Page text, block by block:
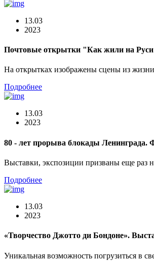
13.03
2023
Почтовые открытки "Как жили на
На открытках изображены сцены из
Подробнее
13.03
2023
80 - лет прорыва блокады Ленинграда.
Выставки, экспозиции призваны еще раз
Подробнее
13.03
2023
«Творчество Джотто ди Бондоне».
Уникальная возможность погрузиться в